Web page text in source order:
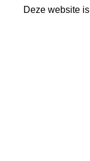
Deze website